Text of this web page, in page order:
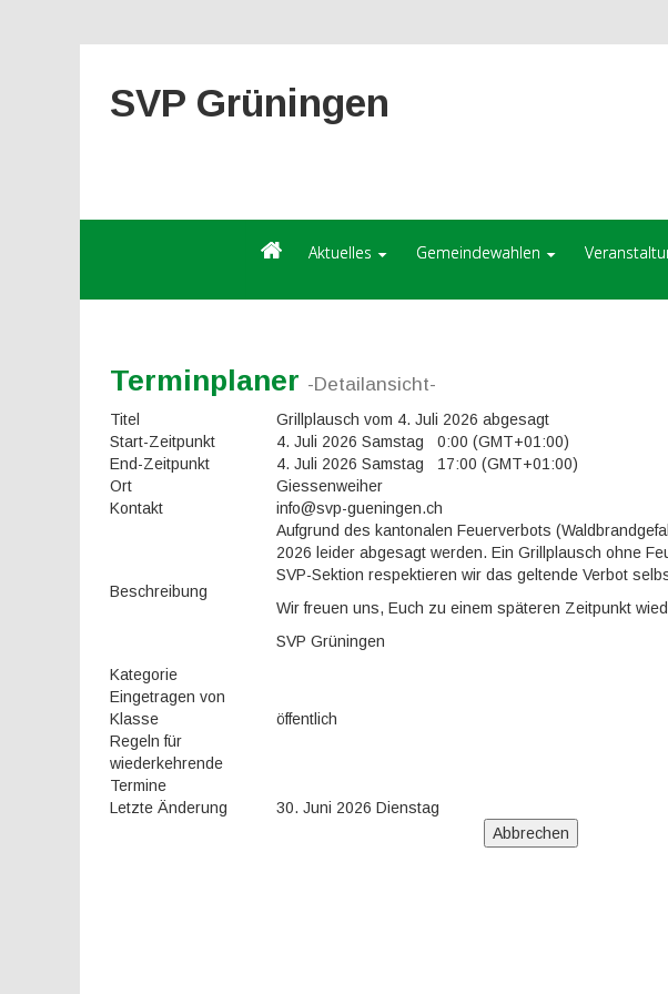
SVP Grüningen
Aktuelles Gemeindewahlen
Terminplaner -Detailansicht-
Titel
Grillplausch vom 4. Juli 2026 abgesagt
Start-Zeitpunkt
4. Juli 2026 Samstag 0:00 (GMT+01:00)
End-Zeitpunkt
4. Juli 2026 Samstag 17:00 (GMT+01:00)
Ort
Giessenweiher
Kontakt
info@svp-gueningen.ch
Beschreibung
Aufgrund des kantonalen Feuerverbots
2026 leider abgesagt werden. Ein Grillplausch ohne
SVP-Sektion respektieren wir das geltende Verbot
Wir freuen uns, Euch zu einem späteren Zeitpunkt
SVP Grüningen
Kategorie
Eingetragen von
Klasse
öffentlich
Regeln für
wiederkehrende
Termine
Letzte Änderung
30. Juni 2026 Dienstag